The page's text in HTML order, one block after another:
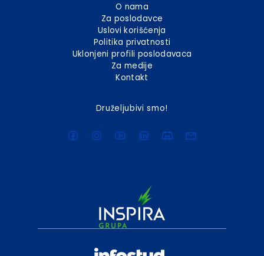
O nama
Za poslodavce
Uslovi korišćenja
Politika privatnosti
Uklonjeni profili poslodavaca
Za medije
Kontakt
Druželjubivi smo!